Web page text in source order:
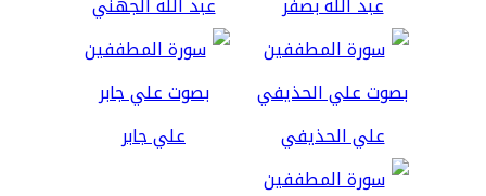
علي الحذيفي علي جابر